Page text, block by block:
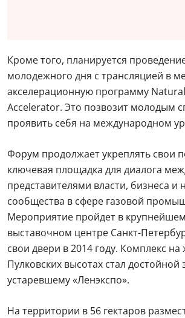
Кроме того, планируется
молодежного дня с трансляцией в
акселерационную программу
Accelerator. Это позвозит молодым
проявить себя на международном
Форум продолжает укреплять свои
ключевая площадка для диалога
представителями власти, бизнеса и
сообщества в сфере газовой
Мероприятие пройдет в
выставочном центре Санкт-
свои двери в 2014 году. Комплекс
Пулковских высотах стал достойной
устаревшему «Ленэкспо».
На территории в 56 гектаров